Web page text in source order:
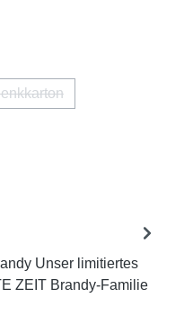
Unser limitiertes
ZEIT Brandy-Familie